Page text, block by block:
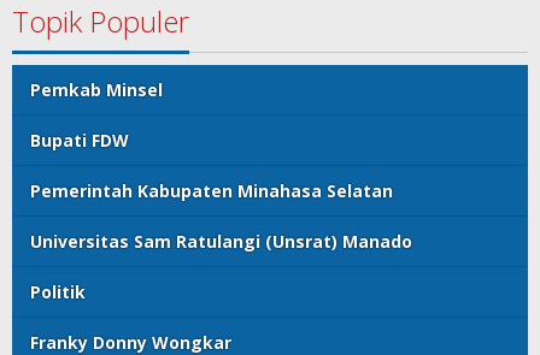
Topik Populer
Pemkab Minsel
Bupati FDW
Pemerintah Kabupaten Minahasa Selatan
Universitas Sam Ratulangi (Unsrat) Manado
Politik
Franky Donny Wongkar